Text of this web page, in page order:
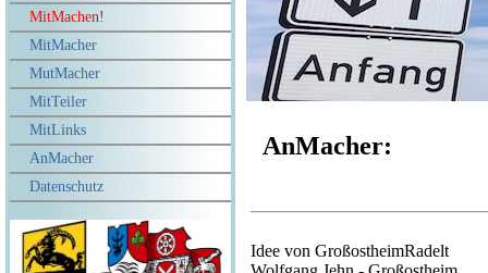
MitMachen!
MitMacher
MutMacher
MitTeiler
MitLinks
AnMacher
Datenschutz
AnMacher:
Idee von GroßostheimRadelt